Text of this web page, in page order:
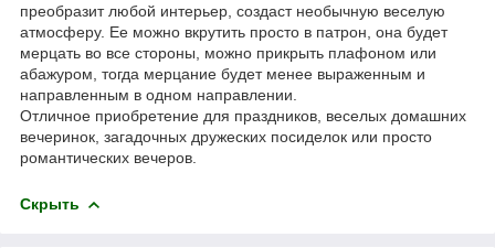
преобразит любой интерьер, создаст необычную веселую
атмосферу. Ее можно вкрутить просто в патрон, она будет
мерцать во все стороны, можно прикрыть плафоном или
абажуром, тогда мерцание будет менее выраженным и
направленным в одном направлении.
Отличное приобретение для праздников, веселых домашних
вечеринок, загадочных дружеских посиделок или просто
романтических вечеров.
Скрыть